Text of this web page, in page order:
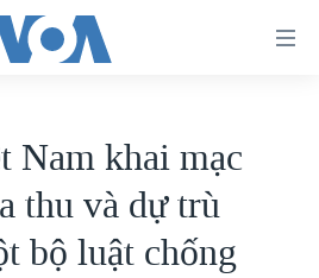
Nam khai mạc
thu và dự trù
bộ luật chống